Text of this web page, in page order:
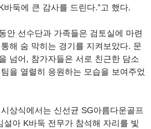
바둑에 큰 감사를 드린다.”고 했다.
안 선수단과 가족들은 검토실에 마련
해 숨 막히는 경기를 지켜보았다. 문
넘어, 참가자들은 서로 친근한 담소
을 열렬히 응원하는 모습을 보여주었
상식에서는 신선균 SG아름다운골프
설아 K바둑 전무가 참석해 자리를 빛